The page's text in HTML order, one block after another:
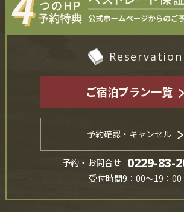
Reservation
ご宿泊プラン一覧
予約確認・キャンセル
予約・お問合せ 0229-83-
受付時間9：00～19：00